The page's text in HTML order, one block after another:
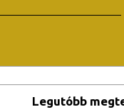
Legutóbb